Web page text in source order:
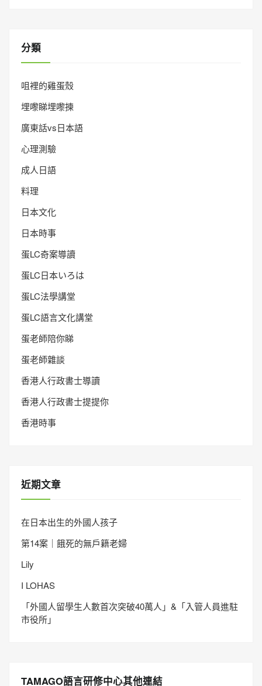
分類
咀裡的雞蛋殼
埋嚟睇埋嚟揀
廣東話vs日本語
心理測驗
成人日語
料理
日本文化
日本時事
蛋LC奇案導讀
蛋LC日本いろは
蛋LC法學講堂
蛋LC語言文化講堂
蛋老師陪你睇
蛋老師雜談
香港人行政書士導讀
香港人行政書士提提你
香港時事
近期文章
在日本出生的外國人孩子
第14案｜餓死的無戶籍老婦
Lily
I LOHAS
「外國人留學生人數首次突破40萬人」&「入管人員進駐
市役所」
TAMAGO語言研修中心其他連結